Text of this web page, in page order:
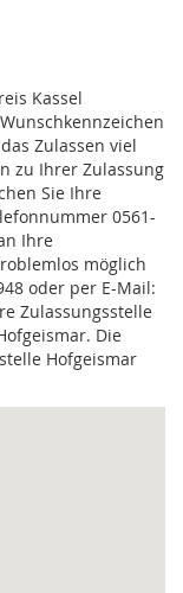
Kassel
Zulassen viel
zu Ihrer Zulassung
Sie Ihre
0561-
Ihre
möglich
oder per E-Mail:
Zulassungsstelle
Die
Hofgeismar